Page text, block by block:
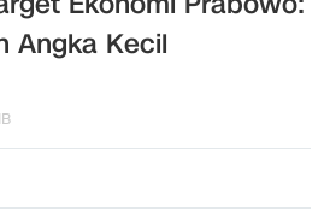
Angka Kecil